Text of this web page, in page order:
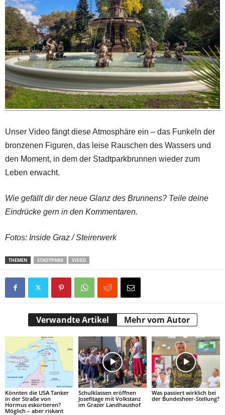
Unser Video fängt diese Atmosphäre ein – das Funkeln der
bronzenen Figuren, das leise Rauschen des Wassers und
den Moment, in dem der Stadtparkbrunnen wieder zum
Leben erwacht.
Wie gefällt dir der neue Glanz des Brunnens? Teile deine
Eindrücke gern in den Kommentaren.
Fotos: Inside Graz / Steirerwerk
THEMEN STADTPARK VIDEO
Verwandte Artikel Mehr vom Autor
Könnten die USA Tanker
in der Straße von
Hormus eskortieren?
Möglich – aber riskant
Schulklassen eröffnen
Josefitage mit Volkstanz
im Grazer Landhaushof
Was passiert wirklich bei
der Bundesheer-Stellung?